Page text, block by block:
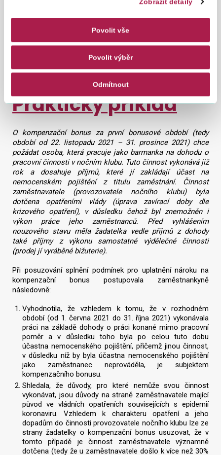
Zobrazit detaily
Povolit vše
Povolit výběr
Odmítnout
Výsledná částka kompenzačního bonusu odpovídá součinu
za které byl kompenzační bonus na základě účinně podané
žádosti skutečně správcem kompenzačního bonusu přiznán.
Praktický příklad
O kompenzační bonus za první bonusové období (tedy
období od 22. listopadu 2021 – 31. prosince 2021) chce
požádat osoba, která pracuje jako barmanka na dohodu o
pracovní činnosti v nočním klubu. Tuto činnost vykonává již
rok a dosahuje příjmů, které jí zakládají účast na
nemocenském pojištění z titulu zaměstnání. Činnost
zaměstnavatele (provozovatele nočního klubu) byla
dotčena opatřeními vlády (úprava zavírací doby dle
krizového opatření), v důsledku čehož byl znemožněn i
výkon práce jeho zaměstnanců. Před vyhlášením
nouzového stavu měla žadatelka vedle příjmů z dohody
také příjmy z výkonu samostatné výdělečné činnosti
(prodej jí vyráběné bižuterie).
Při posuzování splnění podmínek pro uplatnění nároku na
kompenzační bonus postupovala zaměstnankyně
následovně:
Vyhodnotila, že vzhledem k tomu, že v rozhodném
období (od 1. června 2021 do 31. října 2021) vykonávala
práci na základě dohody o práci konané mimo pracovní
poměr a v důsledku toho byla po celou tuto dobu
účastna nemocenského pojištění, přičemž jinou činnost,
v důsledku níž by byla účastna nemocenského pojištění
jako zaměstnanec neprováděla, je subjektem
kompenzačního bonusu.
Shledala, že důvody, pro které nemůže svou činnost
vykonávat, jsou důvody na straně zaměstnavatele mající
původ ve vládních opatřeních souvisejících s epidemií
koronaviru. Vzhledem k charakteru opatření a jeho
dopadům do činnosti provozovatele nočního klubu lze ze
strany žadatelky o kompenzační bonus usuzovat, že v
tomto případě je činnost zaměstnavatele významně
dotčena (tedy že u zaměstnavatele došlo k více než 30%